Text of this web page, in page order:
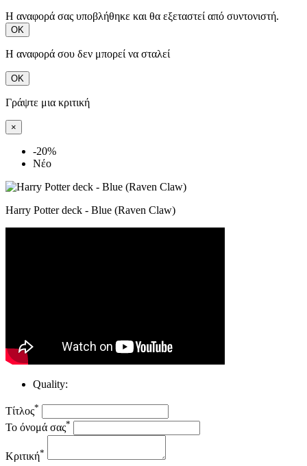
Η αναφορά σας υποβλήθηκε και θα εξεταστεί από συντονιστή.
ΟΚ
Η αναφορά σου δεν μπορεί να σταλεί
ΟΚ
Γράψτε μια κριτική
×
-20%
Νέο
Harry Potter deck - Blue (Raven Claw)
Quality:
Τίτλος*
Το όνομά σας*
Κριτική*